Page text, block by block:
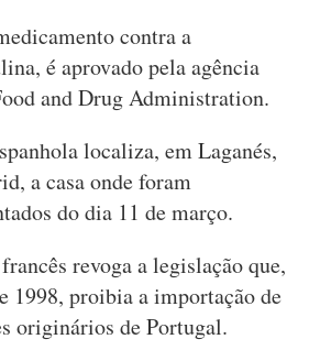
contra a
é aprovado pela agência
and Drug Administration.
localiza, em Laganés,
a casa onde foram
do dia 11 de março.
revoga a legislação que,
1998, proibia a importação de
originários de Portugal.